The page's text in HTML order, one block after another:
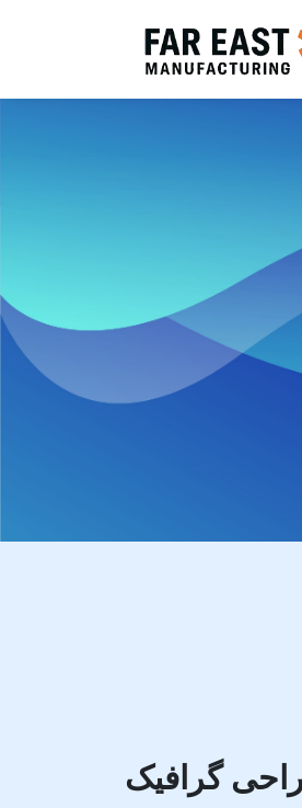
گرافیک